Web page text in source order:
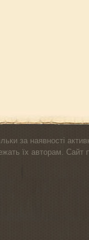
за наявності
їх авторам.